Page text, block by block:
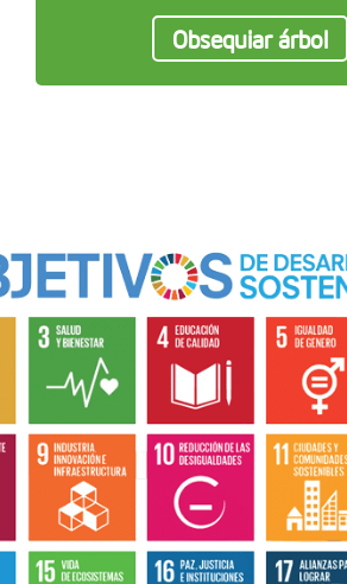
Obsequiar árbol